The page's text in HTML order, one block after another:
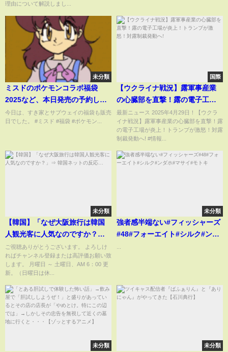
理由について解説しまし...
未分類
ミスドのポケモンコラボ福袋
2025など、本日発売の予約しな
くても買える福袋
今日は、すき家とサブウェイの福袋も販売
日でした。 #ミスド #福袋 #ポケモン...
国際
【ウクライナ戦況】露軍事産業
の心臓部を直撃！露の電子工場
が炎上！トランプが激怒！対露
制裁発動へ!
最新ニュース 2025年4月29日！【ウクラ
イナ戦況】露軍事産業の心臓部を直撃！露
の電子工場が炎上！トランプが激怒！対露
制裁発動へ! #情報...
未分類
【韓国】「なぜ大阪旅行は韓国
人観光客に人気なのですか？」
⇒ 韓国ネットの反応…
ご視聴ありがとうございます。 よろしけ
ればチャンネル登録または高評価お願い致
します。 月曜日 ～ 土曜日、AM 6：00 更
新。（日曜日は休...
未分類
強者感半端ない#フィッシャーズ
#48#フォーエイト#シルク#ンダ
未分類 未分類